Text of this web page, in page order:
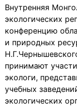
Внутренняя
экологических
конференцию
и природных
принимают
экологи,
учебных
экологических